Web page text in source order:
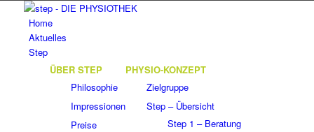
Home
Aktuelles
Step
ÜBER STEP
Philosophie
Impressionen
Preise
PHYSIO-KONZEPT
Zielgruppe
Step – Übersicht
Step 1 – Beratung